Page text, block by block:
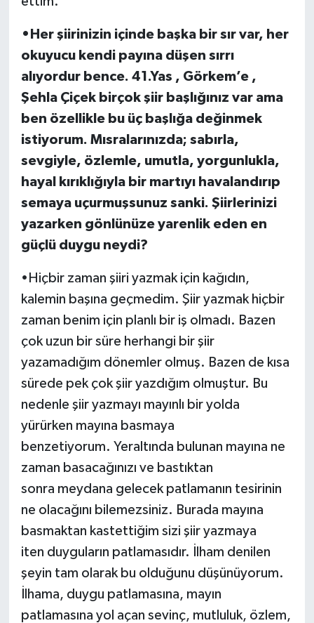
•Her şiirinizin içinde başka bir sır var, her
okuyucu kendi payına düşen sırrı
alıyordur bence. 41.Yas , Görkem’e ,
Şehla Çiçek birçok şiir başlığınız var ama
ben özellikle bu üç başlığa değinmek
istiyorum. Mısralarınızda; sabırla,
sevgiyle, özlemle, umutla, yorgunlukla,
hayal kırıklığıyla bir martıyı havalandırıp
semaya uçurmuşsunuz sanki. Şiirlerinizi
yazarken gönlünüze yarenlik eden en
güçlü duygu neydi?
•Hiçbir zaman şiiri yazmak için kağıdın,
kalemin başına geçmedim. Şiir yazmak hiçbir
zaman benim için planlı bir iş olmadı. Bazen
çok uzun bir süre herhangi bir şiir
yazamadığım dönemler olmuş. Bazen de kısa
sürede pek çok şiir yazdığım olmuştur. Bu
nedenle şiir yazmayı mayınlı bir yolda
yürürken mayına basmaya
benzetiyorum. Yeraltında bulunan mayına ne
zaman basacağınızı ve bastıktan
sonra meydana gelecek patlamanın tesirinin
ne olacağını bilemezsiniz. Burada mayına
basmaktan kastettiğim sizi şiir yazmaya
iten duyguların patlamasıdır. İlham denilen
şeyin tam olarak bu olduğunu düşünüyorum.
İlhama, duygu patlamasına, mayın
patlamasına yol açan sevinç, mutluluk, özlem,